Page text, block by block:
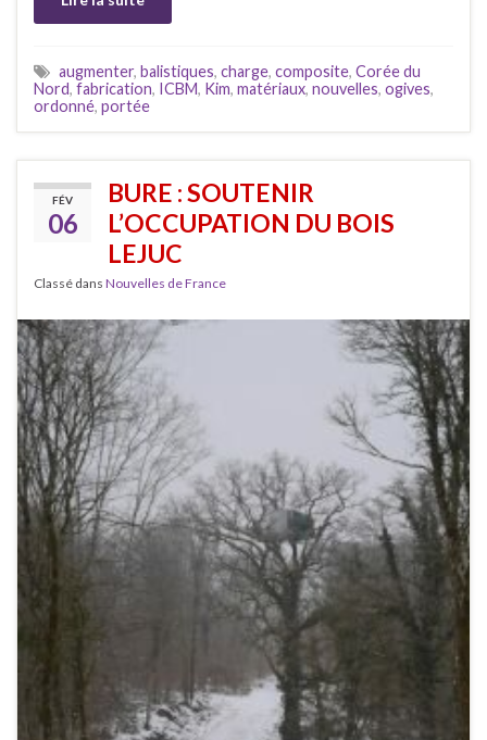
augmenter, balistiques, charge, composite, Corée du
Nord, fabrication, ICBM, Kim, matériaux, nouvelles, ogives,
ordonné, portée
FÉV
06
BURE : SOUTENIR
L’OCCUPATION DU BOIS
LEJUC
Classé dans Nouvelles de France